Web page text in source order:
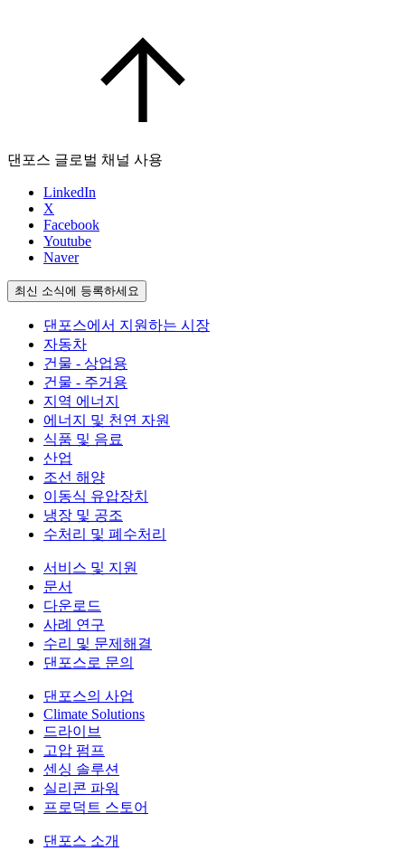
댄포스 글로벌 채널 사용
LinkedIn
X
Facebook
Youtube
Naver
최신 소식에 등록하세요
댄포스에서 지원하는 시장
자동차
건물 - 상업용
건물 - 주거용
지역 에너지
에너지 및 천연 자원
식품 및 음료
산업
조선 해양
이동식 유압장치
냉장 및 공조
수처리 및 폐수처리
서비스 및 지원
문서
다운로드
사례 연구
수리 및 문제해결
댄포스로 문의
댄포스의 사업
Climate Solutions
드라이브
고압 펌프
센싱 솔루션
실리콘 파워
프로덕트 스토어
댄포스 소개